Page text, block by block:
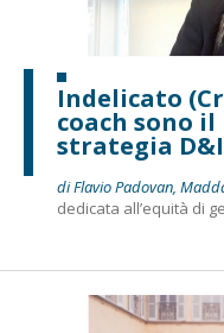
Indelicato
coach sono
strategia
di Flavio Padovan,
dedicata all’equità di